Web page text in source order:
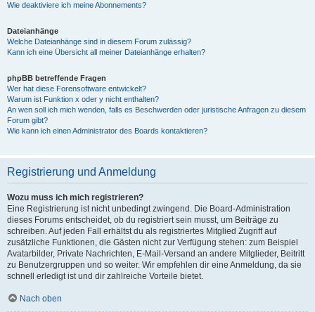
Wie deaktiviere ich meine Abonnements?
Dateianhänge
Welche Dateianhänge sind in diesem Forum zulässig?
Kann ich eine Übersicht all meiner Dateianhänge erhalten?
phpBB betreffende Fragen
Wer hat diese Forensoftware entwickelt?
Warum ist Funktion x oder y nicht enthalten?
An wen soll ich mich wenden, falls es Beschwerden oder juristische Anfragen zu diesem
Forum gibt?
Wie kann ich einen Administrator des Boards kontaktieren?
Registrierung und Anmeldung
Wozu muss ich mich registrieren?
Eine Registrierung ist nicht unbedingt zwingend. Die Board-Administration
dieses Forums entscheidet, ob du registriert sein musst, um Beiträge zu
schreiben. Auf jeden Fall erhältst du als registriertes Mitglied Zugriff auf
zusätzliche Funktionen, die Gästen nicht zur Verfügung stehen: zum Beispiel
Avatarbilder, Private Nachrichten, E-Mail-Versand an andere Mitglieder, Beitritt
zu Benutzergruppen und so weiter. Wir empfehlen dir eine Anmeldung, da sie
schnell erledigt ist und dir zahlreiche Vorteile bietet.
Nach oben